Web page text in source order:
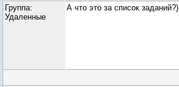
Группа:
Удаленные
А что это за список заданий?)